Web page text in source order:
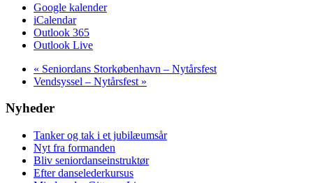
Google kalender
iCalendar
Outlook 365
Outlook Live
« Seniordans Storkøbenhavn – Nytårsfest
Vendsyssel – Nytårsfest »
Nyheder
Tanker og tak i et jubilæumsår
Nyt fra formanden
Bliv seniordanseinstruktør
Efter danselederkursus